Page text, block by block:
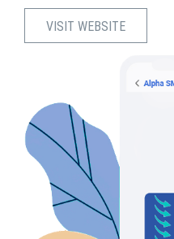
VISIT WEBSITE